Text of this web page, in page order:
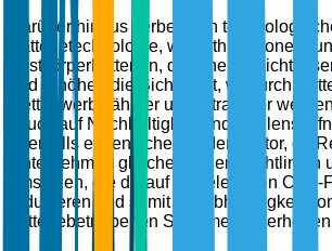
Darüber hinaus verbessern
Batterietechnologie, wie Lithium-Ionen-
Festkörperbatterien, die Energiedichte,
und erhöhen die Sicherheit, wodurch
wettbewerbsfähiger und attraktiver
Druck auf Nachhaltigkeit und
ebenfalls ein entscheidender Faktor, da
Unternehmen gleichermaßen Richtlinien
umsetzen, die darauf abzielen, den CO2-
reduzieren und somit die Abhängigkeit
batteriebetriebenen Systemen zu